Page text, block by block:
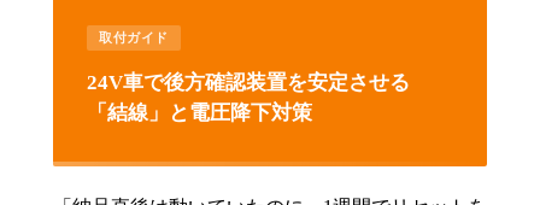
取付ガイド
24V車で後方確認装置を安定させる
「結線」と電圧降下対策